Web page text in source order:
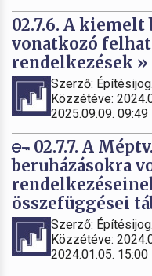
02.7.6. A kiemelt
vonatkozó
rendelkezések »
Szerző:
Közzétéve:
2025.09.09. 09:49
02.7.7. A
beruházásokra
összefüggései
Szerző:
Közzétéve:
2024.01.05. 15:00